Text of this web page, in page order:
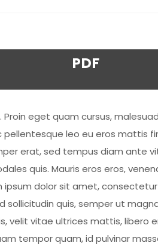
PDF
eget quam cursus,
leo eu eros mattis
erat, sed tempus diam ante
quis. Mauris eros eros,
ipsum dolor sit amet,
quis, semper ut
velit vitae ultrices mattis,
tempor quam, id pulvinar